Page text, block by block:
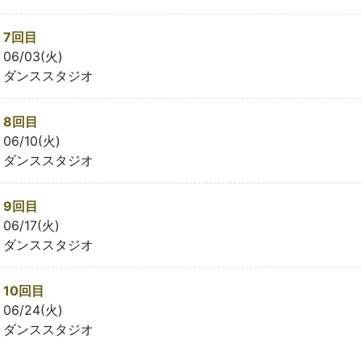
7回目
06/03(火)
ダンススタジオ
8回目
06/10(火)
ダンススタジオ
9回目
06/17(火)
ダンススタジオ
10回目
06/24(火)
ダンススタジオ